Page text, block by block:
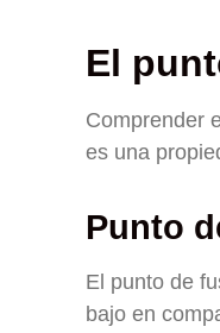
El
Comprender
es una
Punto
El punto de
bajo en